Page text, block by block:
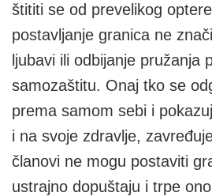
štititi se od prevelikog
postavljanje granica ne
ljubavi ili odbijanje pružanja
samozaštitu. Onaj tko se
prema samom sebi i
i na svoje zdravlje,
članovi ne mogu postaviti
ustrajno dopuštaju i trpe